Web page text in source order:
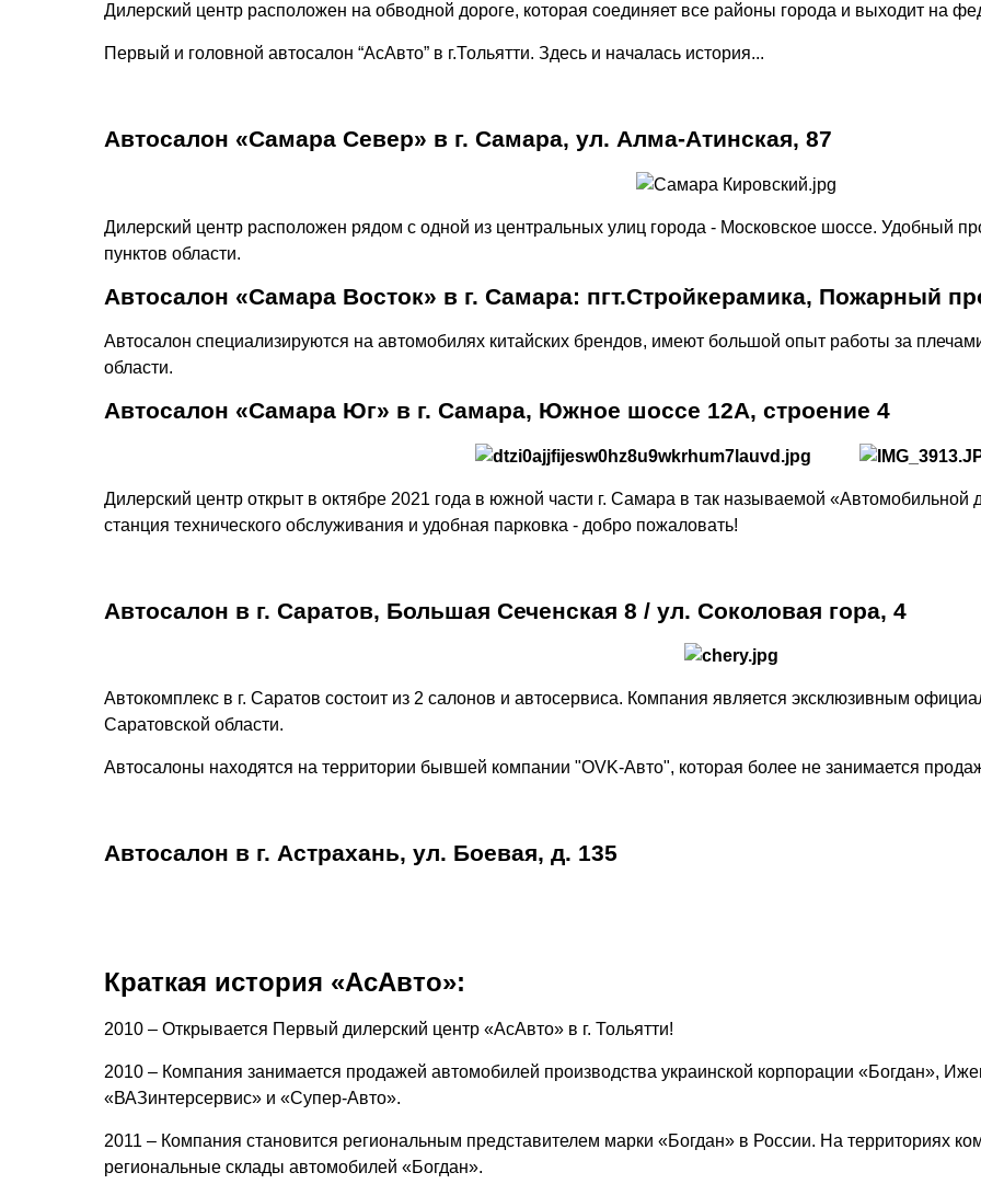
Дилерский центр расположен на обводной дороге, которая соединяет все районы города и выходит на
Первый и головной автосалон “АсАвто” в г.Тольятти. Здесь и началась история...
Автосалон «Самара Север» в г. Самара, ул. Алма-Атинская, 87
Дилерский центр расположен рядом с одной из центральных улиц города - Московское шоссе. Удобный
пунктов области.
Автосалон «Самара Восток» в г. Самара: пгт.Стройкерамика, Пожарный
Автосалон специализируются на автомобилях китайских брендов, имеют большой опыт работы за
области.
Автосалон «Самара Юг» в г. Самара, Южное шоссе 12А, строение 4
Дилерский центр открыт в октябре 2021 года в южной части г. Самара в так называемой
станция технического обслуживания и удобная парковка - добро пожаловать!
Автосалон в г. Саратов, Большая Сеченская 8 / ул. Соколовая гора, 4
Автокомплекс в г. Саратов состоит из 2 салонов и автосервиса. Компания является эксклюзивным
Саратовской области.
Автосалоны находятся на территории бывшей компании "OVK-Авто", которая более не занимается
Автосалон в г. Астрахань, ул. Боевая, д. 135
Краткая история «АсАвто»:
2010 – Открывается Первый дилерский центр «АсАвто» в г. Тольятти!
2010 – Компания занимается продажей автомобилей производства украинской корпорации «Богдан»,
«ВАЗинтерсервис» и «Супер-Авто».
2011 – Компания становится региональным представителем марки «Богдан» в России. На территориях
региональные склады автомобилей «Богдан».